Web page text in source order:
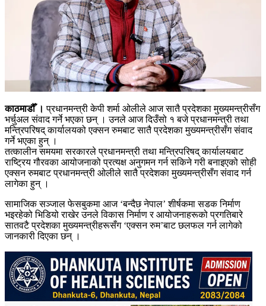
काठमाडौँ । प्रधानमन्त्री केपी शर्मा ओलीले आज सातै प्रदेशका मुख्यमन्त्रीसँग
भर्चुअल संवाद गर्ने भएका छन् । उनले आज दिउँसो १ बजे प्रधानमन्त्री तथा
मन्त्रिपरिषद्‌ कार्यालयको एक्सन रुमबाट सातै प्रदेशका मुख्यमन्त्रीसँग संवाद
गर्ने भएका हुन् ।
तत्कालीन समयमा सरकारले प्रधानमन्त्री तथा मन्त्रिपरिषद् कार्यालयबाट
राष्ट्रिय गौरवका आयोजनाको प्रत्यक्ष अनुगमन गर्न सकिने गरी बनाइएको सोही
एक्सन रुमबाट प्रधानमन्त्री ओलीले सातै प्रदेशका मुख्यमन्त्रीसँग संवाद गर्न
लागेका हुन् ।
सामाजिक सञ्जाल फेसबुकमा आज ‘बन्दैछ नेपाल’ शीर्षकमा सडक निर्माण
भइरहेको भिडियो राखेर उनले विकास निर्माण र आयोजनाहरूको प्रगतिबारे
सातवटै प्रदेशका मुख्यमन्त्रीहरूसँग ‘एक्सन रुम’बाट छलफल गर्न लागेको
जानकारी दिएका छन् ।